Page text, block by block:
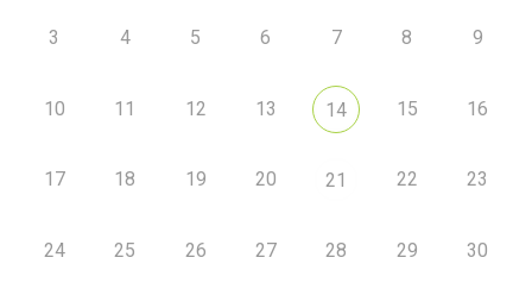
3 4 5 6 7 8 9
10 11 12 13 14 15 16
17 18 19 20 21 22 23
24 25 26 27 28 29 30